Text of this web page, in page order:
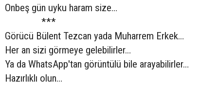
Onbeş gün uyku haram size…
***
Görücü Bülent Tezcan yada Muharrem Erkek…
Her an sizi görmeye gelebilirler…
Ya da WhatsApp'tan görüntülü bile arayabilirler…
Hazırlıklı olun…